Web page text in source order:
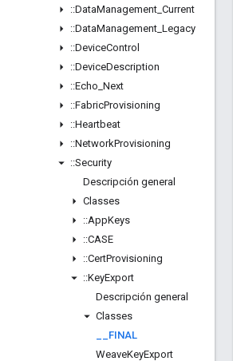
::DataManagement Current
::DataManagement Legacy
::DeviceControl
::DeviceDescription
::Echo Next
::FabricProvisioning
::Heartbeat
::NetworkProvisioning
::Security
Descripción general
Classes
::AppKeys
::CASE
::CertProvisioning
::KeyExport
Descripción general
Classes
FINAL
WeaveKeyExport